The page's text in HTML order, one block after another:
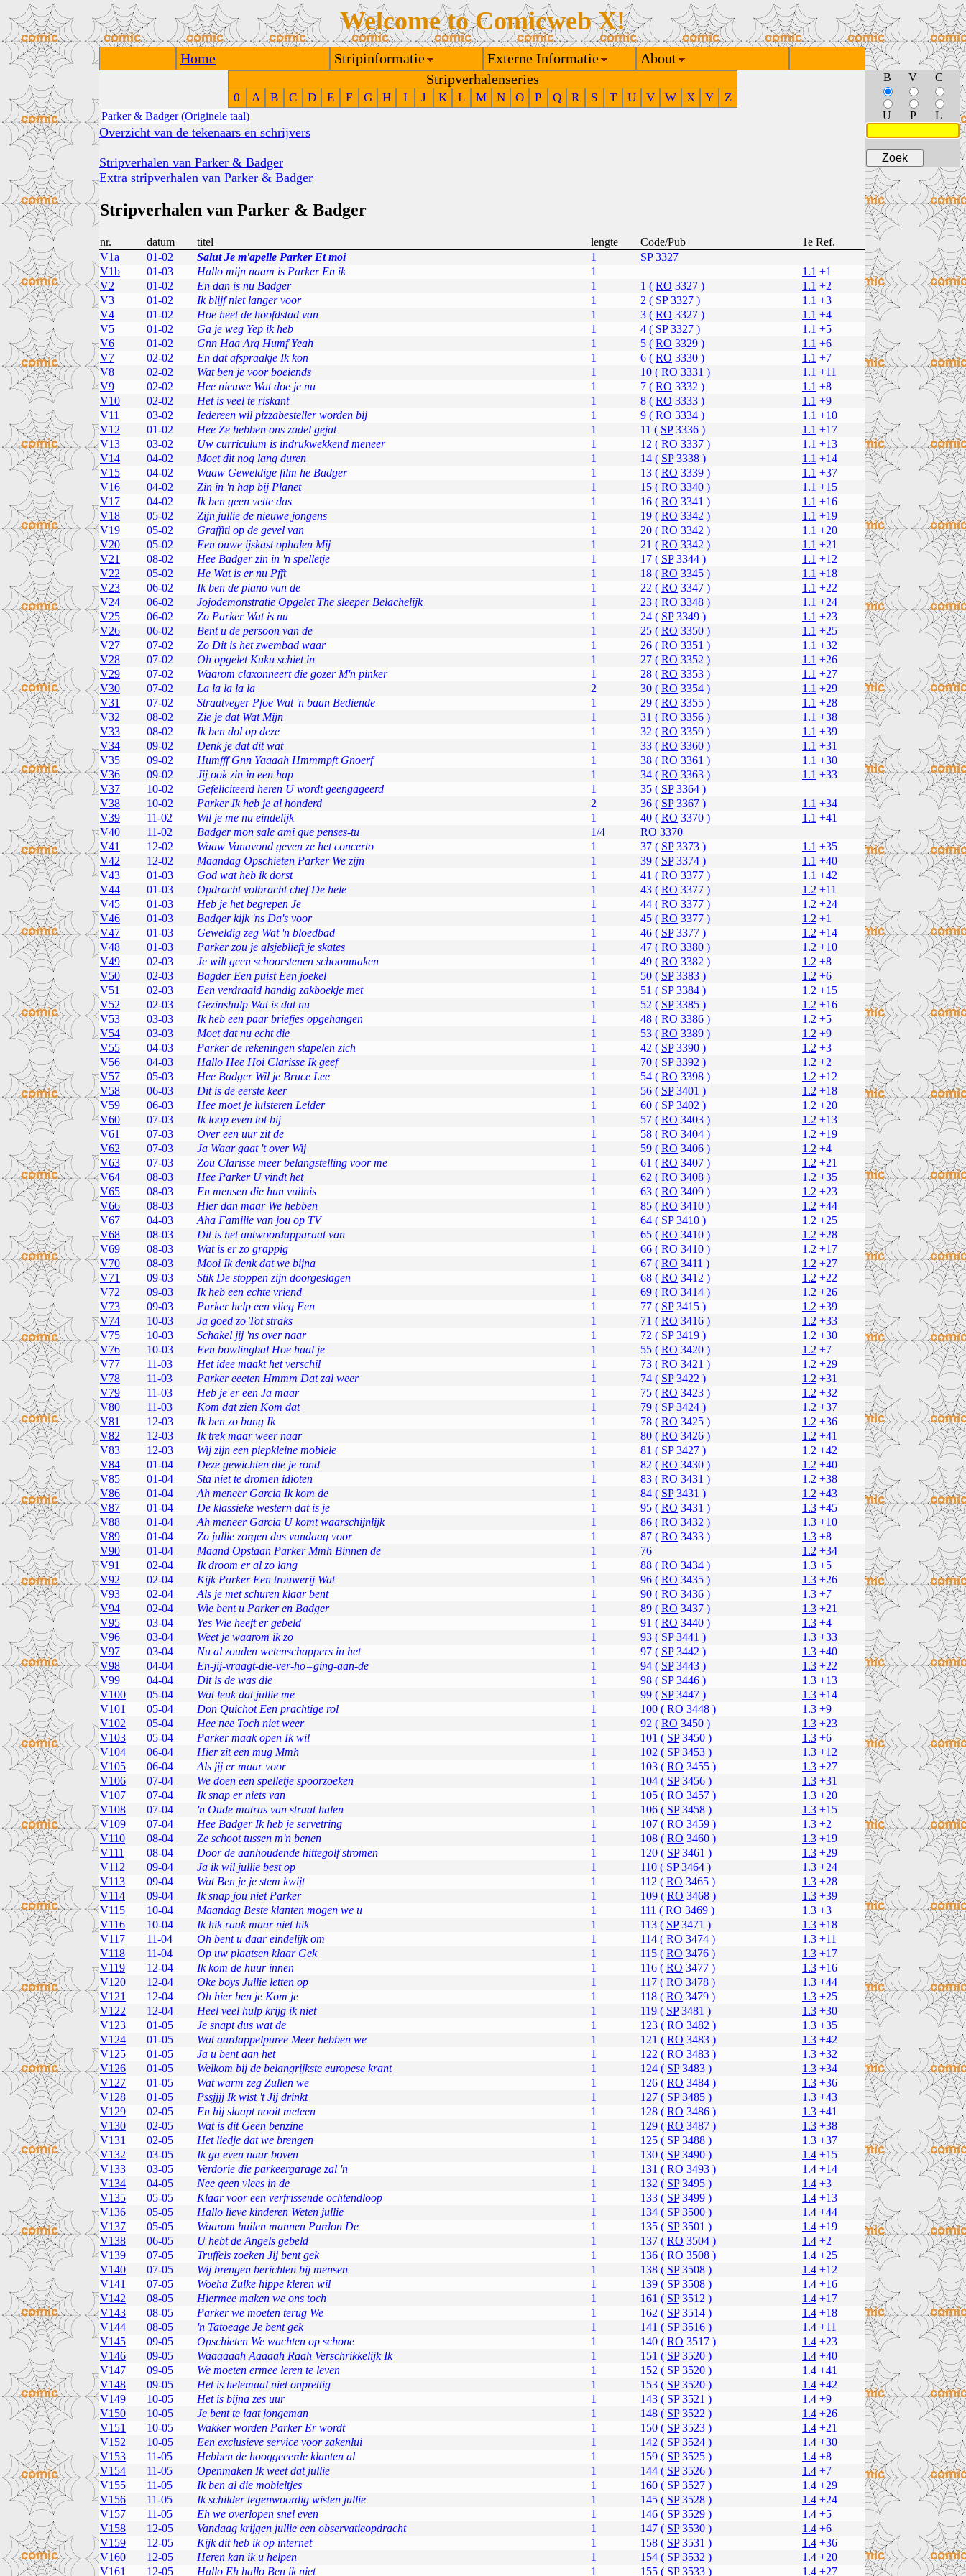
Welcome to Comicweb X!
Home Stripinformatie Externe Informatie
About
Stripverhalenseries
0 A B C D E F G H I J K L M N O P Q R S T U V W X Y Z
Parker & Badger(Originele taal)
Overzicht van de tekenaars en schrijvers
Stripverhalen van Parker & Badger
Extra stripverhalen van Parker & Badger
Stripverhalen van Parker & Badger
nr. datum titel lengte Code/Pub
1e Ref.
V1a
01-02 Salut Je m'apelle Parker Et moi 1 SP3327
V1b
01-03 Hallo mijn naam is Parker En ik 1 1.1 +1
V2
01-02 En dan is nu Badger 1 1 ( RO 3327 ) 1.1 +2
V3
01-02 Ik blijf niet langer voor 1 2 ( SP3327 ) 1.1 +3
V4
01-02 Hoe heet de hoofdstad van 1 3 ( RO 3327 ) 1.1 +4
V5
01-02 Ga je weg Yep ik heb 1 4 ( SP3327 ) 1.1 +5
V6
01-02 Gnn Haa Arg Humf Yeah 1 5 ( RO 3329 ) 1.1 +6
V7
02-02 En dat afspraakje Ik kon 1 6 ( RO 3330 ) 1.1 +7
V8
02-02 Wat ben je voor boeiends 1 10 ( RO 3331 ) 1.1 +11
V9
02-02 Hee nieuwe Wat doe je nu 1 7 ( RO 3332 ) 1.1 +8
V10
02-02 Het is veel te riskant 1 8 ( RO 3333 ) 1.1 +9
V11
03-02 Iedereen wil pizzabesteller worden bij 1 9 ( RO 3334 ) 1.1 +10
V12
01-02 Hee Ze hebben ons zadel gejat 1 11 ( SP3336 ) 1.1 +17
V13
03-02 Uw curriculum is indrukwekkend meneer 1 12 ( RO 3337 ) 1.1 +13
V14
04-02 Moet dit nog lang duren 1 14 ( SP3338 ) 1.1 +14
V15
04-02 Waaw Geweldige film he Badger 1 13 ( RO 3339 ) 1.1 +37
V16
04-02 Zin in 'n hap bij Planet 1 15 ( RO 3340 ) 1.1 +15
V17
04-02 Ik ben geen vette das 1 16 ( RO 3341 ) 1.1 +16
V18
05-02 Zijn jullie de nieuwe jongens 1 19 ( RO 3342 ) 1.1 +19
V19
05-02 Graffiti op de gevel van 1 20 ( RO 3342 ) 1.1 +20
V20
05-02 Een ouwe ijskast ophalen Mij 1 21 ( RO 3342 ) 1.1 +21
V21
08-02 Hee Badger zin in 'n spelletje 1 17 ( SP3344 ) 1.1 +12
V22
05-02 He Wat is er nu Pfft 1 18 ( RO 3345 ) 1.1 +18
V23
06-02 Ik ben de piano van de 1 22 ( RO 3347 ) 1.1 +22
V24
06-02 Jojodemonstratie Opgelet The sleeper Belachelijk 1 23 ( RO 3348 ) 1.1 +24
V25
06-02 Zo Parker Wat is nu 1 24 ( SP3349 ) 1.1 +23
V26
06-02 Bent u de persoon van de 1 25 ( RO 3350 ) 1.1 +25
V27
07-02 Zo Dit is het zwembad waar 1 26 ( RO 3351 ) 1.1 +32
V28
07-02 Oh opgelet Kuku schiet in 1 27 ( RO 3352 ) 1.1 +26
V29
07-02 Waarom claxonneert die gozer M'n pinker 1 28 ( RO 3353 ) 1.1 +27
V30
07-02 La la la la la 2 30 ( RO 3354 ) 1.1 +29
V31
07-02 Straatveger Pfoe Wat 'n baan Bediende 1 29 ( RO 3355 ) 1.1 +28
V32
08-02 Zie je dat Wat Mijn 1 31 ( RO 3356 ) 1.1 +38
V33
08-02 Ik ben dol op deze 1 32 ( RO 3359 ) 1.1 +39
V34
09-02 Denk je dat dit wat 1 33 ( RO 3360 ) 1.1 +31
V35
09-02 Humfff Gnn Yaaaah Hmmmpft Gnoerf 1 38 ( RO 3361 ) 1.1 +30
V36
09-02 Jij ook zin in een hap 1 34 ( RO 3363 ) 1.1 +33
V37
10-02 Gefeliciteerd heren U wordt geengageerd 1 35 ( SP3364 )
V38
10-02 Parker Ik heb je al honderd 2 36 ( SP3367 ) 1.1 +34
V39
11-02 Wil je me nu eindelijk 1 40 ( RO 3370 ) 1.1 +41
V40
11-02 Badger mon sale ami que penses-tu 1/4 RO 3370
V41
12-02 Waaw Vanavond geven ze het concerto 1 37 ( SP3373 ) 1.1 +35
V42
12-02 Maandag Opschieten Parker We zijn 1 39 ( SP3374 ) 1.1 +40
V43
01-03 God wat heb ik dorst 1 41 ( RO 3377 ) 1.1 +42
V44
01-03 Opdracht volbracht chef De hele 1 43 ( RO 3377 ) 1.2 +11
V45
01-03 Heb je het begrepen Je 1 44 ( RO 3377 ) 1.2 +24
V46
01-03 Badger kijk 'ns Da's voor 1 45 ( RO 3377 ) 1.2 +1
V47
01-03 Geweldig zeg Wat 'n bloedbad 1 46 ( SP3377 ) 1.2 +14
V48
01-03 Parker zou je alsjeblieft je skates 1 47 ( RO 3380 ) 1.2 +10
V49
02-03 Je wilt geen schoorstenen schoonmaken 1 49 ( RO 3382 ) 1.2 +8
V50
02-03 Bagder Een puist Een joekel 1 50 ( SP3383 ) 1.2 +6
V51
02-03 Een verdraaid handig zakboekje met 1 51 ( SP3384 ) 1.2 +15
V52
02-03 Gezinshulp Wat is dat nu 1 52 ( SP3385 ) 1.2 +16
V53
03-03 Ik heb een paar briefjes opgehangen 1 48 ( RO 3386 ) 1.2 +5
V54
03-03 Moet dat nu echt die 1 53 ( RO 3389 ) 1.2 +9
V55
04-03 Parker de rekeningen stapelen zich 1 42 ( SP3390 ) 1.2 +3
V56
04-03 Hallo Hee Hoi Clarisse Ik geef 1 70 ( SP3392 ) 1.2 +2
V57
05-03 Hee Badger Wil je Bruce Lee 1 54 ( RO 3398 ) 1.2 +12
V58
06-03 Dit is de eerste keer 1 56 ( SP3401 ) 1.2 +18
V59
06-03 Hee moet je luisteren Leider 1 60 ( SP3402 ) 1.2 +20
V60
07-03 Ik loop even tot bij 1 57 ( RO 3403 ) 1.2 +13
V61
07-03 Over een uur zit de 1 58 ( RO 3404 ) 1.2 +19
V62
07-03 Ja Waar gaat 't over Wij 1 59 ( RO 3406 ) 1.2 +4
V63
07-03 Zou Clarisse meer belangstelling voor me 1 61 ( RO 3407 ) 1.2 +21
V64
08-03 Hee Parker U vindt het 1 62 ( RO 3408 ) 1.2 +35
V65
08-03 En mensen die hun vuilnis 1 63 ( RO 3409 ) 1.2 +23
V66
08-03 Hier dan maar We hebben 1 85 ( RO 3410 ) 1.2 +44
V67
04-03 Aha Familie van jou op TV 1 64 ( SP3410 ) 1.2 +25
V68
08-03 Dit is het antwoordapparaat van 1 65 ( RO 3410 ) 1.2 +28
V69
08-03 Wat is er zo grappig 1 66 ( RO 3410 ) 1.2 +17
V70
08-03 Mooi Ik denk dat we bijna 1 67 ( RO 3411 ) 1.2 +27
V71
09-03 Stik De stoppen zijn doorgeslagen 1 68 ( RO 3412 ) 1.2 +22
V72
09-03 Ik heb een echte vriend 1 69 ( RO 3414 ) 1.2 +26
V73
09-03 Parker help een vlieg Een 1 77 ( SP3415 ) 1.2 +39
V74
10-03 Ja goed zo Tot straks 1 71 ( RO 3416 ) 1.2 +33
V75
10-03 Schakel jij 'ns over naar 1 72 ( SP3419 ) 1.2 +30
V76
10-03 Een bowlingbal Hoe haal je 1 55 ( RO 3420 ) 1.2 +7
V77
11-03 Het idee maakt het verschil 1 73 ( RO 3421 ) 1.2 +29
V78
11-03 Parker eeeten Hmmm Dat zal weer 1 74 ( SP3422 ) 1.2 +31
V79
11-03 Heb je er een Ja maar 1 75 ( RO 3423 ) 1.2 +32
V80
11-03 Kom dat zien Kom dat 1 79 ( SP3424 ) 1.2 +37
V81
12-03 Ik ben zo bang Ik 1 78 ( RO 3425 ) 1.2 +36
V82
12-03 Ik trek maar weer naar 1 80 ( RO 3426 ) 1.2 +41
V83
12-03 Wij zijn een piepkleine mobiele 1 81 ( SP3427 ) 1.2 +42
V84
01-04 Deze gewichten die je rond 1 82 ( RO 3430 ) 1.2 +40
V85
01-04 Sta niet te dromen idioten 1 83 ( RO 3431 ) 1.2 +38
V86
01-04 Ah meneer Garcia Ik kom de 1 84 ( SP3431 ) 1.2 +43
V87
01-04 De klassieke western dat is je 1 95 ( RO 3431 ) 1.3 +45
V88
01-04 Ah meneer Garcia U komt waarschijnlijk 1 86 ( RO 3432 ) 1.3 +10
V89
01-04 Zo jullie zorgen dus vandaag voor 1 87 ( RO 3433 ) 1.3 +8
V90
01-04 Maand Opstaan Parker Mmh Binnen de 1 76 1.2 +34
V91
02-04 Ik droom er al zo lang 1 88 ( RO 3434 ) 1.3 +5
V92
02-04 Kijk Parker Een trouwerij Wat 1 96 ( RO 3435 ) 1.3 +26
V93
02-04 Als je met schuren klaar bent 1 90 ( RO 3436 ) 1.3 +7
V94
02-04 Wie bent u Parker en Badger 1 89 ( RO 3437 ) 1.3 +21
V95
03-04 Yes Wie heeft er gebeld 1 91 ( RO 3440 ) 1.3 +4
V96
03-04 Weet je waarom ik zo 1 93 ( SP3441 ) 1.3 +33
V97
03-04 Nu al zouden wetenschappers in het 1 97 ( SP3442 ) 1.3 +40
V98
04-04 En-jij-vraagt-die-ver-ho=ging-aan-de 1 94 ( SP3443 ) 1.3 +22
V99
04-04 Dit is de was die 1 98 ( SP3446 ) 1.3 +13
V100
05-04 Wat leuk dat jullie me 1 99 ( SP3447 ) 1.3 +14
V101
05-04 Don Quichot Een prachtige rol 1 100 ( RO 3448 ) 1.3 +9
V102
05-04 Hee nee Toch niet weer 1 92 ( RO 3450 ) 1.3 +23
V103
05-04 Parker maak open Ik wil 1 101 ( SP3450 ) 1.3 +6
V104
06-04 Hier zit een mug Mmh 1 102 ( SP3453 ) 1.3 +12
V105
06-04 Als jij er maar voor 1 103 ( RO 3455 ) 1.3 +27
V106
07-04 We doen een spelletje spoorzoeken 1 104 ( SP3456 ) 1.3 +31
V107
07-04 Ik snap er niets van 1 105 ( RO 3457 ) 1.3 +20
V108
07-04 'n Oude matras van straat halen 1 106 ( SP3458 ) 1.3 +15
V109
07-04 Hee Badger Ik heb je servetring 1 107 ( RO 3459 ) 1.3 +2
V110
08-04 Ze schoot tussen m'n benen 1 108 ( RO 3460 ) 1.3 +19
V111
08-04 Door de aanhoudende hittegolf stromen 1 120 ( SP3461 ) 1.3 +29
V112
09-04 Ja ik wil jullie best op 1 110 ( SP3464 ) 1.3 +24
V113
09-04 Wat Ben je je stem kwijt 1 112 ( RO 3465 ) 1.3 +28
V114
09-04 Ik snap jou niet Parker 1 109 ( RO 3468 ) 1.3 +39
V115
10-04 Maandag Beste klanten mogen we u 1 111 ( RO 3469 ) 1.3 +3
V116
10-04 Ik hik raak maar niet hik 1 113 ( SP3471 ) 1.3 +18
V117
11-04 Oh bent u daar eindelijk om 1 114 ( RO 3474 ) 1.3 +11
V118
11-04 Op uw plaatsen klaar Gek 1 115 ( RO 3476 ) 1.3 +17
V119
12-04 Ik kom de huur innen 1 116 ( RO 3477 ) 1.3 +16
V120
12-04 Oke boys Jullie letten op 1 117 ( RO 3478 ) 1.3 +44
V121
12-04 Oh hier ben je Kom je 1 118 ( RO 3479 ) 1.3 +25
V122
12-04 Heel veel hulp krijg ik niet 1 119 ( SP3481 ) 1.3 +30
V123
01-05 Je snapt dus wat de 1 123 ( RO 3482 ) 1.3 +35
V124
01-05 Wat aardappelpuree Meer hebben we 1 121 ( RO 3483 ) 1.3 +42
V125
01-05 Ja u bent aan het 1 122 ( RO 3483 ) 1.3 +32
V126
01-05 Welkom bij de belangrijkste europese krant 1 124 ( SP3483 ) 1.3 +34
V127
01-05 Wat warm zeg Zullen we 1 126 ( RO 3484 ) 1.3 +36
V128
01-05 Pssjjjj Ik wist 't Jij drinkt 1 127 ( SP3485 ) 1.3 +43
V129
02-05 En hij slaapt nooit meteen 1 128 ( RO 3486 ) 1.3 +41
V130
02-05 Wat is dit Geen benzine 1 129 ( RO 3487 ) 1.3 +38
V131
02-05 Het liedje dat we brengen 1 125 ( SP3488 ) 1.3 +37
V132
03-05 Ik ga even naar boven 1 130 ( SP3490 ) 1.4 +15
V133
03-05 Verdorie die parkeergarage zal 'n 1 131 ( RO 3493 ) 1.4 +14
V134
04-05 Nee geen vlees in de 1 132 ( SP3495 ) 1.4 +3
V135
05-05 Klaar voor een verfrissende ochtendloop 1 133 ( SP3499 ) 1.4 +13
V136
05-05 Hallo lieve kinderen Weten jullie 1 134 ( SP3500 ) 1.4 +44
V137
05-05 Waarom huilen mannen Pardon De 1 135 ( SP3501 ) 1.4 +19
V138
06-05 U hebt de Angels gebeld 1 137 ( RO 3504 ) 1.4 +2
V139
07-05 Truffels zoeken Jij bent gek 1 136 ( RO 3508 ) 1.4 +25
V140
07-05 Wij brengen berichten bij mensen 1 138 ( SP3508 ) 1.4 +12
V141
07-05 Woeha Zulke hippe kleren wil 1 139 ( SP3508 ) 1.4 +16
V142
08-05 Hiermee maken we ons toch 1 161 ( SP3512 ) 1.4 +17
V143
08-05 Parker we moeten terug We 1 162 ( SP3514 ) 1.4 +18
V144
08-05 'n Tatoeage Je bent gek 1 141 ( SP3516 ) 1.4 +11
V145
09-05 Opschieten We wachten op schone 1 140 ( RO 3517 ) 1.4 +23
V146
09-05 Waaaaaah Aaaaah Raah Verschrikkelijk Ik 1 151 ( SP3520 ) 1.4 +40
V147
09-05 We moeten ermee leren te leven 1 152 ( SP3520 ) 1.4 +41
V148
09-05 Het is helemaal niet onprettig 1 153 ( SP3520 ) 1.4 +42
V149
10-05 Het is bijna zes uur 1 143 ( SP3521 ) 1.4 +9
V150
10-05 Je bent te laat jongeman 1 148 ( SP3522 ) 1.4 +26
V151
10-05 Wakker worden Parker Er wordt 1 150 ( SP3523 ) 1.4 +21
V152
10-05 Een exclusieve service voor zakenlui 1 142 ( SP3524 ) 1.4 +30
V153
11-05 Hebben de hooggeeerde klanten al 1 159 ( SP3525 ) 1.4 +8
V154
11-05 Openmaken Ik weet dat jullie 1 144 ( SP3526 ) 1.4 +7
V155
11-05 Ik ben al die mobieltjes 1 160 ( SP3527 ) 1.4 +29
V156
11-05 Ik schilder tegenwoordig wisten jullie 1 145 ( SP3528 ) 1.4 +24
V157
11-05 Eh we overlopen snel even 1 146 ( SP3529 ) 1.4 +5
V158
12-05 Vandaag krijgen jullie een observatieopdracht 1 147 ( SP3530 ) 1.4 +6
V159
12-05 Kijk dit heb ik op internet 1 158 ( SP3531 ) 1.4 +36
V160
12-05 Heren kan ik u helpen 1 154 ( SP3532 ) 1.4 +20
V161
12-05 Hallo Eh hallo Ben ik niet 1 155 ( SP3533 ) 1.4 +27
B V C
U P L